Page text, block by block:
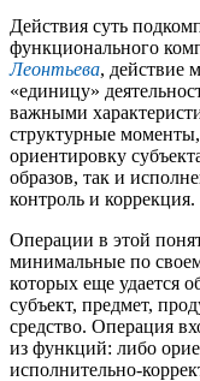
Действия суть
функционального
Леонтьева, действие
«единицу»
важными
структурные
ориентировку
образов, так и
контроль и коррекция.
Операции в этой
минимальные по
которых еще удается
субъект, предмет,
средство. Операция
из функций: либо
исполнительно-